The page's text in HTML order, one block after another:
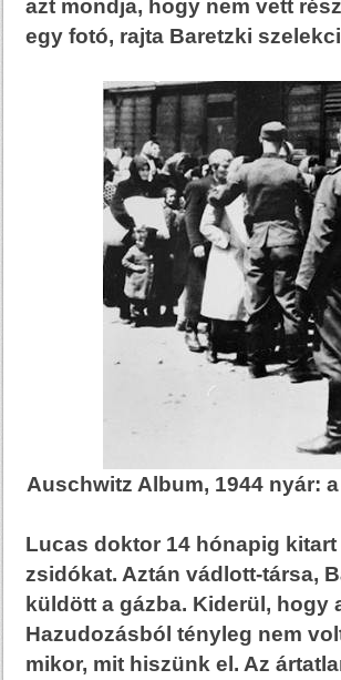
azt mondja, hogy nem vett
egy fotó, rajta Baretzki
Auschwitz Album, 1944 nyár:
Lucas doktor 14 hónapig
zsidókat. Aztán vádlott-társa,
küldött a gázba. Kiderül,
Hazudozásból tényleg nem
mikor, mit hiszünk el. Az